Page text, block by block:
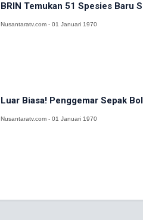
BRIN Temukan 51 Spesies Baru
Nusantaratv.com - 01 Januari 1970
Luar Biasa! Penggemar Sepak
Nusantaratv.com - 01 Januari 1970